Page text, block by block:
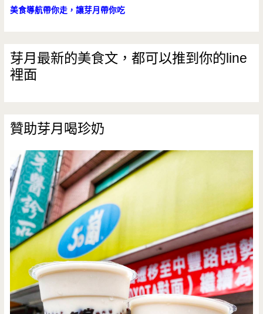
美食導航帶你走，讓芽月帶你吃
芽月最新的美食文，都可以推到你的line
裡面
贊助芽月喝珍奶